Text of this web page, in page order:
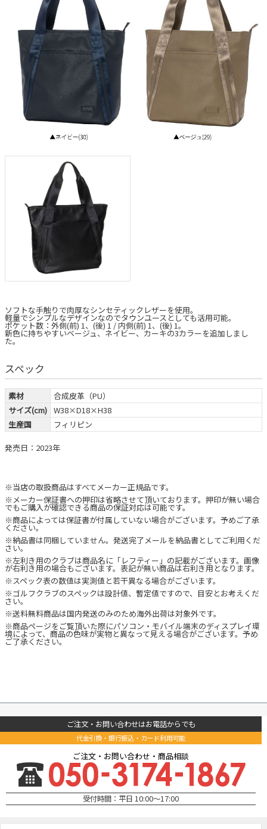
ソフトな手触りで肉厚なシンセティックレザーを使用。
軽量でシンプルなデザインなのでタウンユースとしても活用可能。
ポケット数：外側(前) 1、(後) 1 / 内側(前) 1、(後) 1。
新色に持ちやすいベージュ、ネイビー、カーキの3カラーを追加しまし
た。
スペック
素材
合成皮革（PU）
サイズ(cm) W38×D18×H38
生産国
フィリピン
発売日：2023年
※当店の取扱商品はすべてメーカー正規品です。
※メーカー保証書への押印は省略させて頂いております。押印が無い場合
でもご購入が確認できる商品の保証対応は可能です。
※商品によっては保証書が付属していない場合がございます。予めご了承
ください。
※納品書は同梱していません。発送完了メールを納品書としてご利用くだ
さい。
※左利き用のクラブは商品名に「レフティー」の記載がございます。画像
が右利き用の場合もございます。表記が無い商品は右利き用となります。
※スペック表の数値は実測値と若干異なる場合がございます。
※ゴルフクラブのスペックは設計値、暫定値ですので、目安とお考えくだ
さい。
※送料無料商品は国内発送のみのため海外出荷は対象外です。
※商品ページをご覧頂いた際にパソコン・モバイル端末のディスプレイ環
境によって、商品の色味が実物と異なって見える場合がございます。予め
ご了承ください。
ご注文・お問い合わせはお電話からでも
代金引換・銀行振込・カード利用可能
ご注文・お問い合わせ・商品相談
受付時間：平日 10:00～17:00